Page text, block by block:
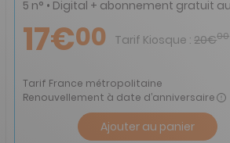
17€00 Tarif Kiosque : 20€00
Tarif France métropolitaine
Renouvellement à date d’anniversaire
Ajouter au panier